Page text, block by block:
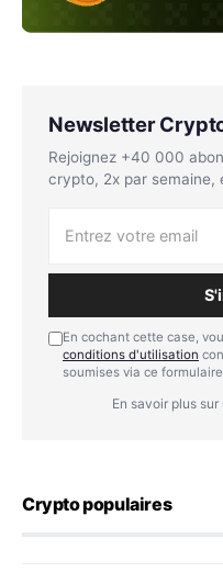
Newsletter
Rejoignez +40 000
crypto, 2x par semaine,
En cochant cette case,
conditions d'utilisation
soumises via ce
En savoir plus
Crypto populaires